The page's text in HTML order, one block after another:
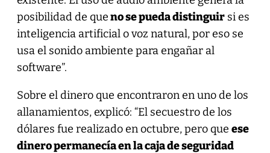
posibilidad de queno se pueda distinguirsi es
inteligencia artificial o voz natural, por eso se
usa el sonido ambiente para engañar al
software”.
Sobre el dinero que encontraron en uno de los
allanamientos, explicó: “El secuestro de los
dólares fue realizado en octubre, pero que ese
dinero permanecía en la caja de seguridad